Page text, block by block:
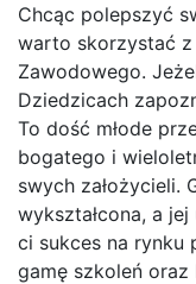
Chcąc polepszyć
warto skorzystać
Zawodowego.
Dziedzicach
To dość młode
bogatego i
swych założycieli.
wykształcona, a
ci sukces na rynku
gamę szkoleń